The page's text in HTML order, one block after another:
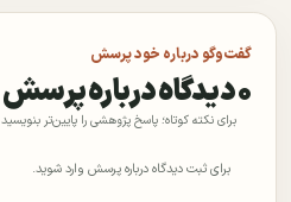
گفت‌وگو درباره خود پرسش
۰ دیدگاه درباره پرسش
برای نکته کوتاه؛ پاسخ پژوهشی را پایین‌تر بنویسید
برای ثبت دیدگاه درباره پرسش وارد شوید.